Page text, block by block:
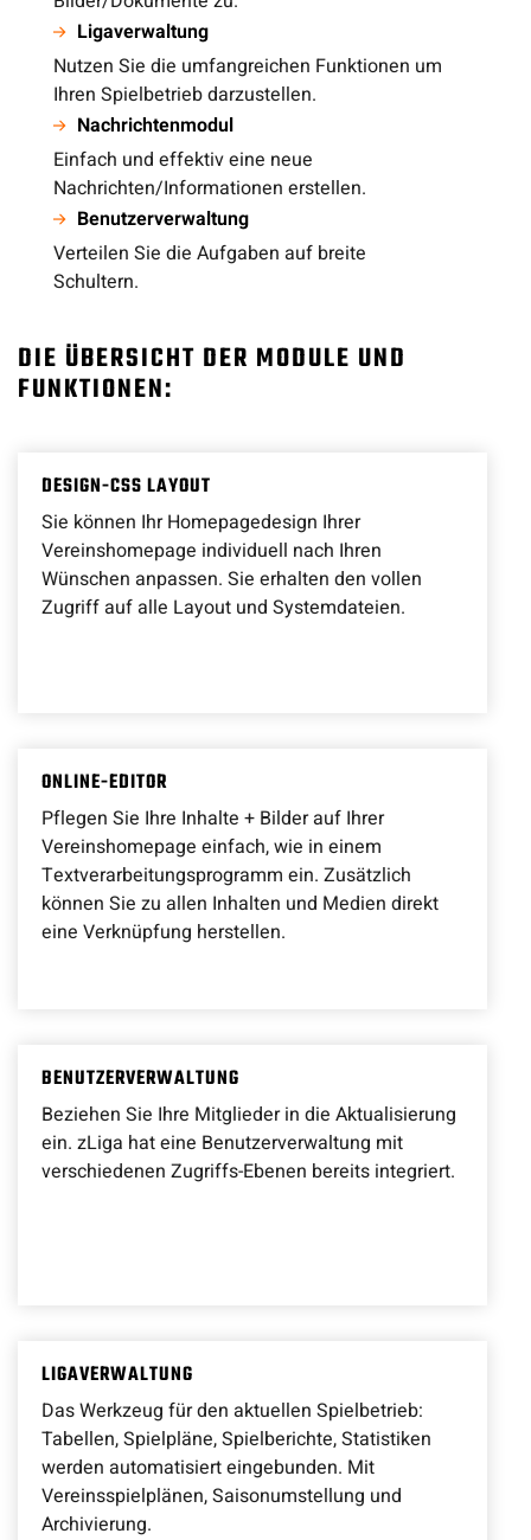
Ligaverwaltung
Nutzen Sie die umfangreichen Funktionen um
Ihren Spielbetrieb darzustellen.
Nachrichtenmodul
Einfach und effektiv eine neue
Nachrichten/Informationen erstellen.
Benutzerverwaltung
Verteilen Sie die Aufgaben auf breite
Schultern.
DIE ÜBERSICHT DER MODULE UND
FUNKTIONEN:
DESIGN-CSS LAYOUT
Sie können Ihr Homepagedesign Ihrer
Vereinshomepage individuell nach Ihren
Wünschen anpassen. Sie erhalten den vollen
Zugriff auf alle Layout und Systemdateien.
ONLINE-EDITOR
Pflegen Sie Ihre Inhalte + Bilder auf Ihrer
Vereinshomepage einfach, wie in einem
Textverarbeitungsprogramm ein. Zusätzlich
können Sie zu allen Inhalten und Medien direkt
eine Verknüpfung herstellen.
BENUTZERVERWALTUNG
Beziehen Sie Ihre Mitglieder in die Aktualisierung
ein. zLiga hat eine Benutzerverwaltung mit
verschiedenen Zugriffs-Ebenen bereits integriert.
LIGAVERWALTUNG
Das Werkzeug für den aktuellen Spielbetrieb:
Tabellen, Spielpläne, Spielberichte, Statistiken
werden automatisiert eingebunden. Mit
Vereinsspielplänen, Saisonumstellung und
Archivierung.